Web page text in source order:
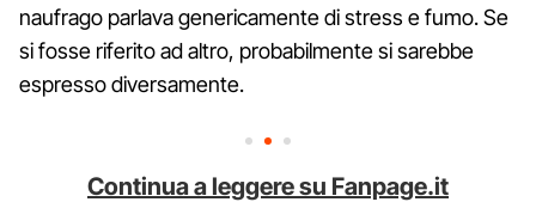
naufrago parlava genericamente di stress e fumo. Se
si fosse riferito ad altro, probabilmente si sarebbe
espresso diversamente.
Continua a leggere su Fanpage.it